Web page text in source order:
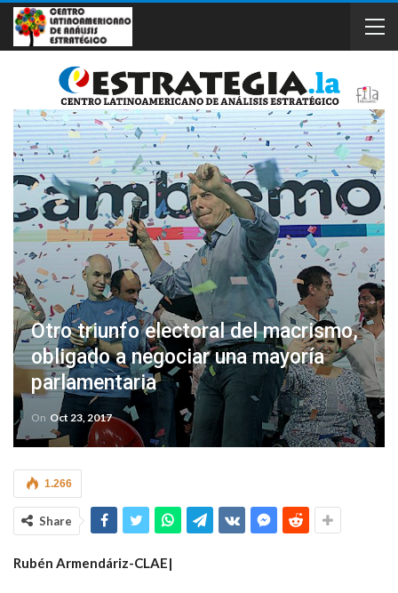
Otro triunfo electoral del macrismo,
obligado a negociar una mayoría
parlamentaria
On Oct 23, 2017
1.266
Share
Rubén Armendáriz-CLAE|